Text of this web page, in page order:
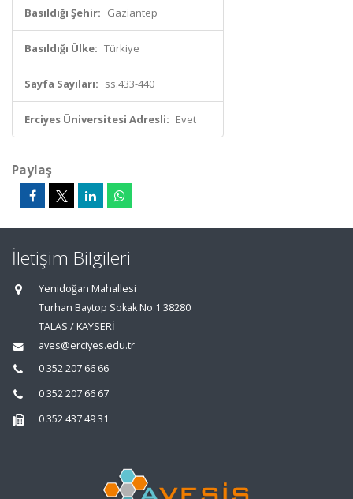
Basıldığı Şehir: Gaziantep
Basıldığı Ülke: Türkiye
Sayfa Sayıları: ss.433-440
Erciyes Üniversitesi Adresli: Evet
Paylaş
İletişim Bilgileri
Yenidoğan Mahallesi
Turhan Baytop Sokak No:1 38280
TALAS / KAYSERİ
aves@erciyes.edu.tr
0 352 207 66 66
0 352 207 66 67
0 352 437 49 31